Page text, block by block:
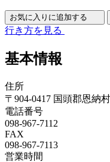
お気に入りに追加する
行き方を見る
基本情報
住所
〒904-0417 国頭郡恩納
電話番号
098-967-7112
FAX
098-967-7113
営業時間